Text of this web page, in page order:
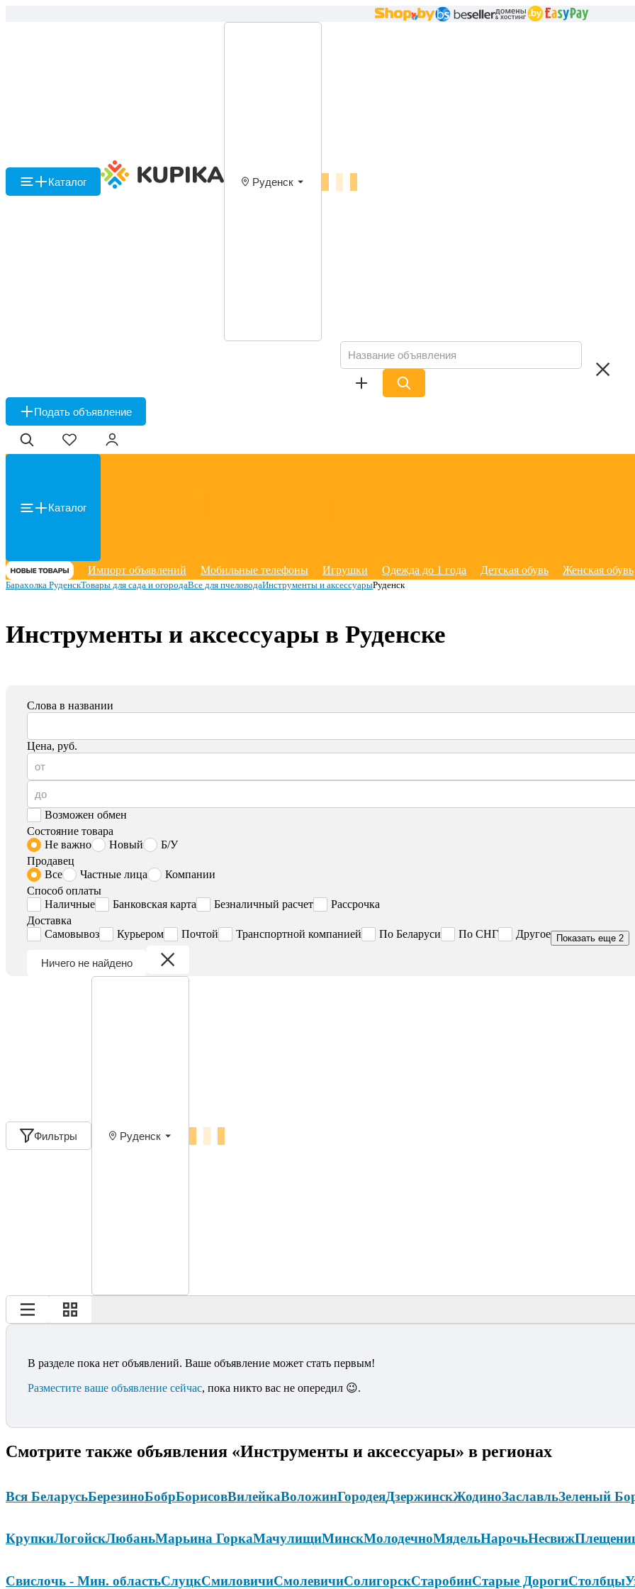
Каталог Руденск
Подать объявление
Каталог
Импорт объявлений Мобильные телефоны Игрушки Одежда до 1 года Детская обувь Женская обувь
Барахолка РуденскТовары для сада и огородаВсе для пчеловодаИнструменты и аксессуарыРуденск
Инструменты и аксессуары в Руденске
Слова в названии
Цена, руб.
Возможен обмен
Состояние товара
Не важно
Новый
Б/У
Продавец
Все
Частные лица
Компании
Способ оплаты
Наличные
Банковская карта Безналичный расчет
Рассрочка
Доставка
Самовывоз
Курьером Почтой Транспортной компанией По Беларуси По СНГ Другое Показать еще 2
Ничего не найдено
Фильтры Руденск
В разделе пока нет объявлений. Ваше объявление может стать первым!
Разместите ваше объявление сейчас, пока никто вас не опередил 😉.
Смотрите также объявления «Инструменты и аксессуары» в регионах
Вся БеларусьБерезиноБобрБорисовВилейкаВоложинГородеяДзержинскЖодиноЗаславльЗеленый
КрупкиЛогойскЛюбаньМарьина ГоркаМачулищиМинскМолодечноМядельНарочьНесвиж
Свислочь - Мин. областьСлуцкСмиловичиСмолевичиСолигорскСтаробинСтарые ДорогиСтолбцы